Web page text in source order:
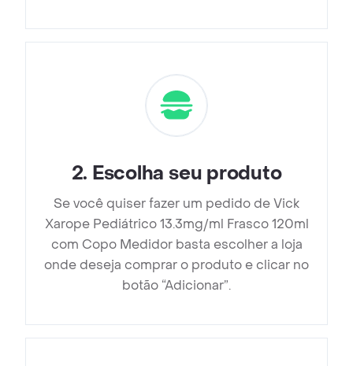
2. Escolha seu produto
Se você quiser fazer um pedido de Vick
Xarope Pediátrico 13.3mg/ml Frasco 120ml
com Copo Medidor basta escolher a loja
onde deseja comprar o produto e clicar no
botão “Adicionar”.